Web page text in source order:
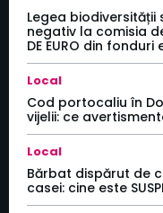
Legea biodiversității
negativ la comisia
DE EURO din
Local
Cod portocaliu în
vijelii: ce
Local
Bărbat dispărut de
casei: cine este